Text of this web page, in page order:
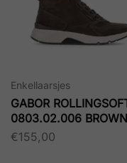
Enkellaarsjes
GABOR
0803.02.006
€155,00